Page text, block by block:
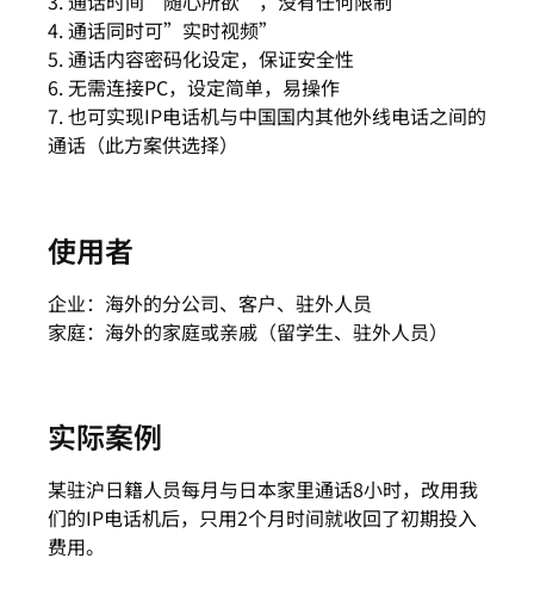
4. 通话同时可”实时视频”
5. 通话内容密码化设定，保证安全性
6. 无需连接PC，设定简单，易操作
7. 也可实现IP电话机与中国国内其他外线电话之间的
通话（此方案供选择）
使用者
企业：海外的分公司、客户、驻外人员
家庭：海外的家庭或亲戚（留学生、驻外人员）
实际案例
某驻沪日籍人员每月与日本家里通话8小时，改用我
们的IP电话机后，只用2个月时间就收回了初期投入
费用。